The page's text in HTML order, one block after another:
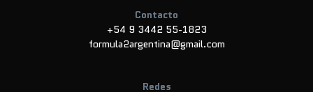
Contacto
+54 9 3442 55-1823
formula2argentina@gmail.com
Redes